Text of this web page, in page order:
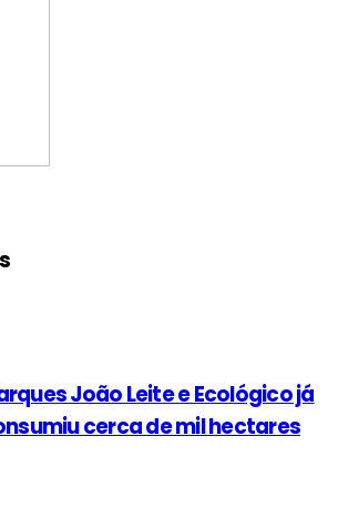
João Leite e Ecológico já
cerca de mil hectares